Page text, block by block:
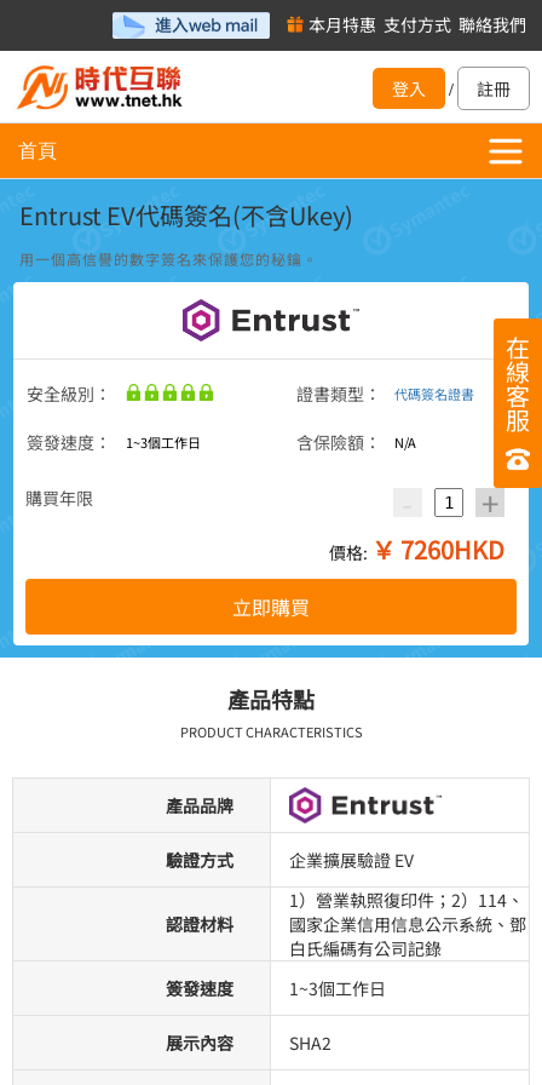
本月特惠 支付方式 聯絡我們
登入 / 註冊
在
線
客
服
首頁
Entrust EV代碼簽名(不含Ukey)
用一個高信譽的數字簽名來保護您的秘鑰。
安全級別： 證書類型： 代碼簽名證書
簽發速度： 1~3個工作日 含保險額： N/A
購買年限 - +
價格: ￥ 7260HKD
立即購買
產品特點
PRODUCT CHARACTERISTICS
產品品牌
驗證方式 企業擴展驗證 EV
認證材料
1）營業執照復印件；2）114、
國家企業信用信息公示系統、鄧
白氏編碼有公司記錄
簽發速度
1~3個工作日
展示內容 SHA2